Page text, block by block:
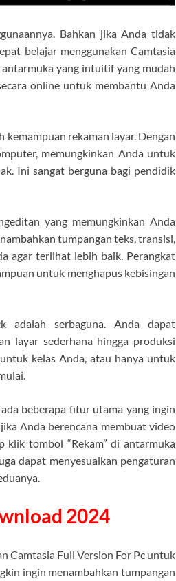
Bahkan jika Anda tidak
belajar menggunakan Camtasia
yang intuitif yang mudah
online untuk membantu Anda
kemampuan rekaman layar. Dengan
memungkinkan Anda untuk
Ini sangat berguna bagi pendidik
yang memungkinkan Anda
tumpangan teks, transisi,
agar terlihat lebih baik. Perangkat
untuk menghapus kebisingan
adalah serbaguna. Anda dapat
layar sederhana hingga produksi
kelas Anda, atau hanya untuk
beberapa fitur utama yang ingin
Anda berencana membuat video
klik tombol “Rekam” di antarmuka
dapat menyesuaikan pengaturan
2024
Camtasia Full Version For Pc untuk
ingin menambahkan tumpangan